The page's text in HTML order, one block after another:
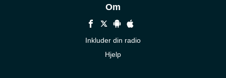
Om
Inkluder din radio
Hjelp